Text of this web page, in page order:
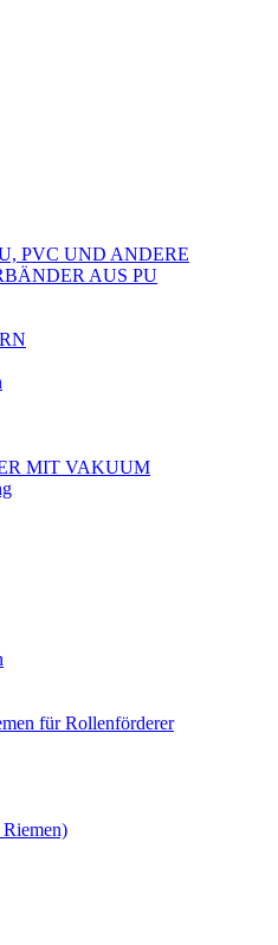
PVC UND ANDERE
AUS PU
MIT VAKUUM
für Rollenförderer